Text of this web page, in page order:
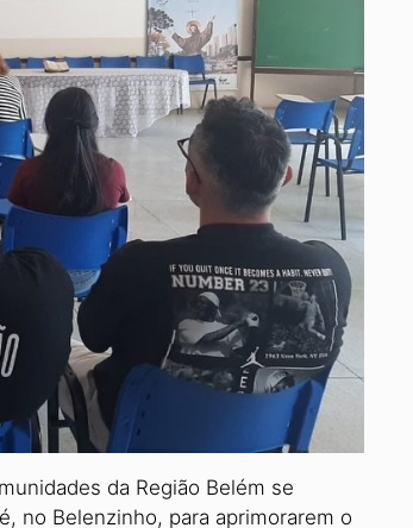
da Região Belém se
no Belenzinho, para aprimorarem o